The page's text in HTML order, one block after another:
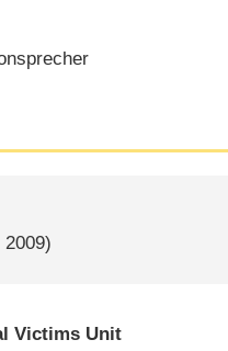
2009)
Victims Unit